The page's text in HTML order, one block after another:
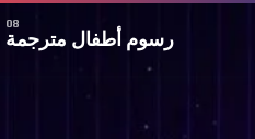
رسوم أطفال مترجمة